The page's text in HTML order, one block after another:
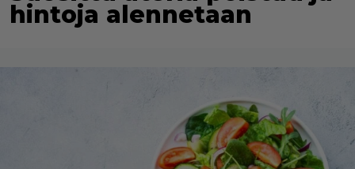
hintoja alennetaan